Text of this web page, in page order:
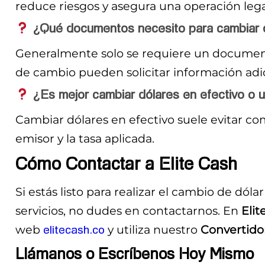
reduce riesgos y asegura una operación
¿Qué documentos necesito para cambiar
Generalmente solo se requiere un
de cambio pueden solicitar información
¿Es mejor cambiar dólares en efectivo o
Cambiar dólares en efectivo suele evitar
emisor y la tasa aplicada.
Cómo Contactar a Elite Cash
Si estás listo para realizar el cambio de
servicios, no dudes en contactarnos. En
web elitecash.co y utiliza nuestro
Llámanos o Escríbenos Hoy Mismo